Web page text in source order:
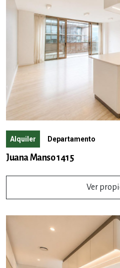
Alquiler Departamento
Juana Manso 1415
Ver